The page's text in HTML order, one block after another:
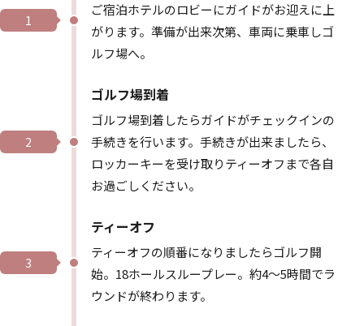
1
ご宿泊ホテルのロビーにガイドがお迎えに上
がります。準備が出来次第、車両に乗車しゴ
ルフ場へ。
2
ゴルフ場到着
ゴルフ場到着したらガイドがチェックインの
手続きを行います。手続きが出来ましたら、
ロッカーキーを受け取りティーオフまで各自
お過ごしください。
3
ティーオフ
ティーオフの順番になりましたらゴルフ開
始。18ホールスループレー。約4～5時間でラ
ウンドが終わります。